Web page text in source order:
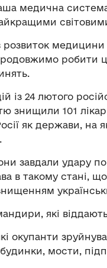
медична
медицини
робити
із 24 лютого
знищили 101
як держави, на
завдали удару
в такому стані,
які
окупанти
мости,